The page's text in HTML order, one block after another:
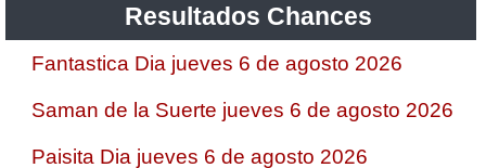
Resultados Chances
Fantastica Dia jueves 6 de agosto 2026
Saman de la Suerte jueves 6 de agosto 2026
Paisita Dia jueves 6 de agosto 2026